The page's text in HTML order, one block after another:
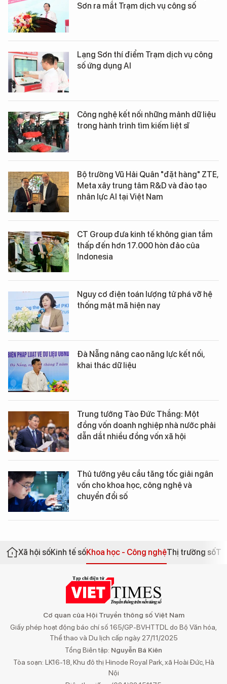
Sơn ra mắt Trạm dịch vụ công số
Lạng Sơn thí điểm Trạm dịch vụ công
số ứng dụng AI
Công nghệ kết nối những mảnh dữ liệu
trong hành trình tìm kiếm liệt sĩ
Bộ trưởng Vũ Hải Quân "đặt hàng" ZTE,
Meta xây trung tâm R&D và đào tạo
nhân lực AI tại Việt Nam
CT Group đưa kinh tế không gian tầm
thấp đến hơn 17.000 hòn đảo của
Indonesia
Nguy cơ điện toán lượng tử phá vỡ hệ
thống mật mã hiện nay
Đà Nẵng nâng cao năng lực kết nối,
khai thác dữ liệu
Trung tướng Tào Đức Thắng: Một
đồng vốn doanh nghiệp nhà nước phải
dẫn dắt nhiều đồng vốn xã hội
Thủ tướng yêu cầu tăng tốc giải ngân
vốn cho khoa học, công nghệ và
chuyển đổi số
Xã hội sốKinh tế sốKhoa học - Công nghệThị trường số
Cơ quan của Hội Truyền thông số Việt Nam
Giấy phép hoạt động báo chí số 165/GP-BVHTTDL do Bộ Văn hóa,
Thể thao và Du lịch cấp ngày 27/11/2025
Tổng Biên tập: Nguyễn Bá Kiên
Tòa soạn: LK16-18, Khu đô thị Hinode Royal Park, xã Hoài Đức, Hà
Nội